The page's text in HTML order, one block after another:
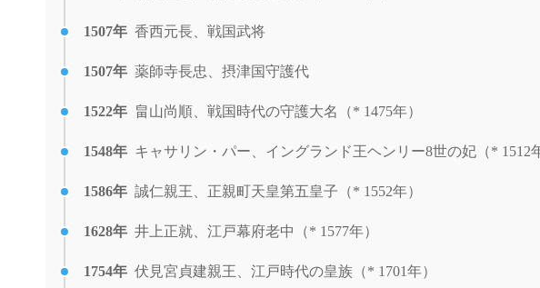
1507年 香西元長、戦国武将
1507年 薬師寺長忠、摂津国守護代
1522年 畠山尚順、戦国時代の守護大名（* 1475年）
1548年 キャサリン・パー、イングランド王ヘンリー8世の妃（* 1512
1586年 誠仁親王、正親町天皇第五皇子（* 1552年）
1628年 井上正就、江戸幕府老中（* 1577年）
1754年 伏見宮貞建親王、江戸時代の皇族（* 1701年）